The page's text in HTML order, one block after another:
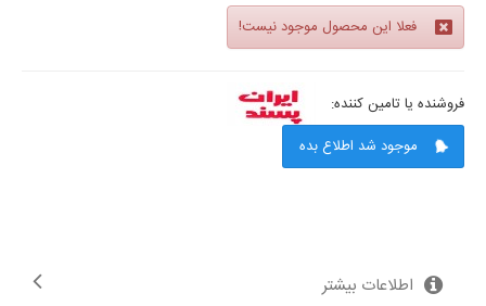
فعلا این محصول موجود نیست!
فروشنده یا تامین کننده:
موجود شد اطلاع بده
اطلاعات بیشتر